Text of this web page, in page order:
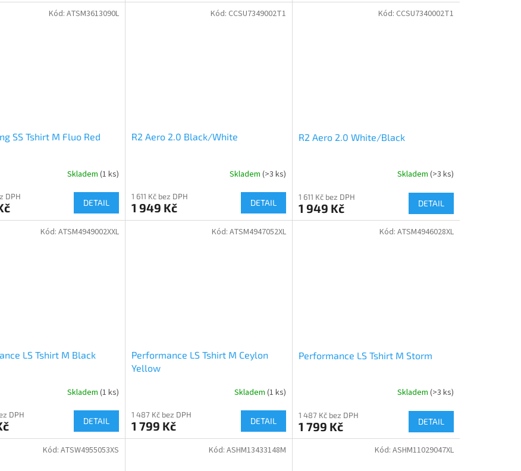
SS Tshirt M Fluo Red
Skladem (1 ks)
DPH
DETAIL
Kód: ATSM3613090L
R2 Aero 2.0 Black/White
Skladem (>3 ks)
1 611 Kč bez DPH
1 949 Kč DETAIL
Kód: CCSU7349002T1
R2 Aero 2.0 White/Black
Skladem (>3 ks)
1 611 Kč bez DPH
1 949 Kč DETAIL
Kód: CCSU7340002T1
LS Tshirt M Black
Skladem (1 ks)
DPH
DETAIL
Kód: ATSM4949002XXL
Performance LS Tshirt M Ceylon
Yellow
Skladem (1 ks)
1 487 Kč bez DPH
1 799 Kč DETAIL
Kód: ATSM4947052XL
Performance LS Tshirt M Storm
Skladem (>3 ks)
1 487 Kč bez DPH
1 799 Kč DETAIL
Kód: ATSM4946028XL
Kód: ATSW4955053XS Kód: ASHM13433148M Kód: ASHM11029047XL